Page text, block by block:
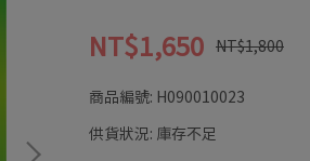
NT$1,650 NT$1,800
商品編號: H090010023
供貨狀況: 庫存不足